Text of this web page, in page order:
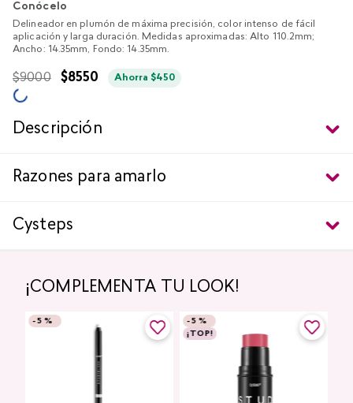
Conócelo
Delineador en plumón de máxima precisión, color intenso de fácil
aplicación y larga duración. Medidas aproximadas: Alto 110.2mm;
Ancho: 14.35mm, Fondo: 14.35mm.
$9000 $8550 Ahorra $450
Descripción
Razones para amarlo
Cysteps
¡COMPLEMENTA TU LOOK!
-5 % -5 %
¡TOP!